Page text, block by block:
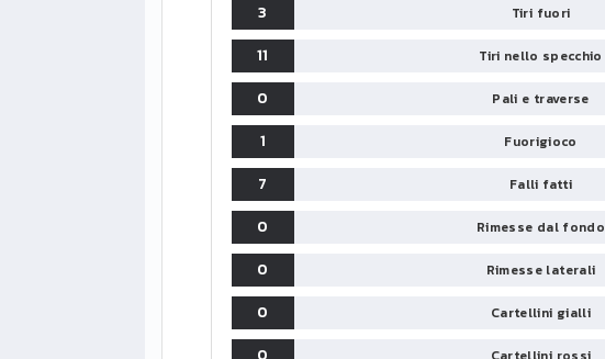
3
Tiri fuori
11
Tiri nello specchio
0
Pali e traverse
1
Fuorigioco
7
Falli fatti
0
Rimesse dal fondo
0
Rimesse laterali
0
Cartellini gialli